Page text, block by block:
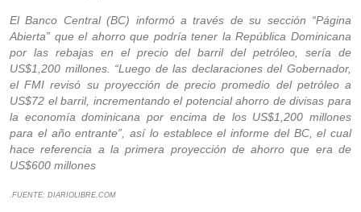
El Banco Central (BC) informó a través de su sección “Página
Abierta” que el ahorro que podría tener la República Dominicana
por las rebajas en el precio del barril del petróleo, sería de
US$1,200 millones. “Luego de las declaraciones del Gobernador,
el FMI revisó su proyección de precio promedio del petróleo a
US$72 el barril, incrementando el potencial ahorro de divisas para
la economía dominicana por encima de los US$1,200 millones
para el año entrante”, así lo establece el informe del BC, el cual
hace referencia a la primera proyección de ahorro que era de
US$600 millones
.FUENTE: DIARIOLIBRE.COM